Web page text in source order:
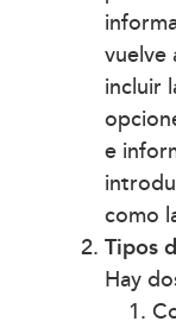
vuelve
incluir
e
como
Tipos
Hay